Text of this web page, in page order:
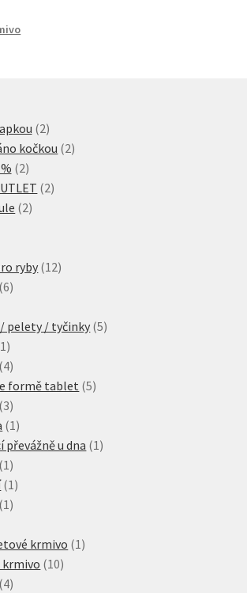
22
produkty
kočkou 22
22
produkty
22
22
ryby 1212
66
pelety / tyčinky 55
1 1
produkt
44
produkty
formě tablet 55
33
produkty
1 1
produkt
převážně u dna 1 1
1 1
produkt
1 1
1 1
krmivo 1 1
krmivo 1010
44